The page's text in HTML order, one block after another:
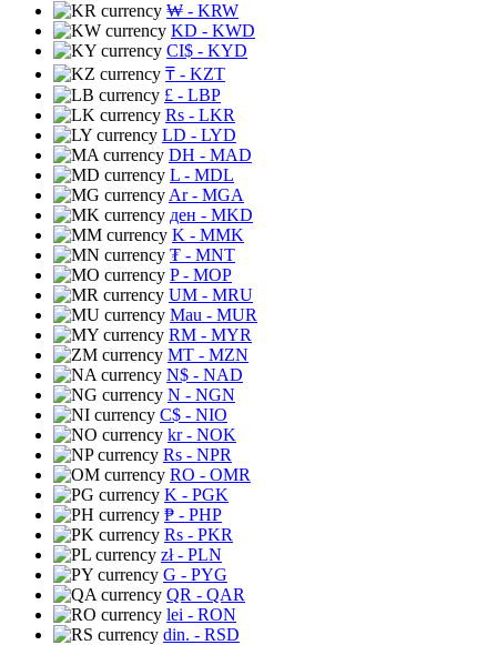
₩ - KRW
KD - KWD
CI$ - KYD
₸ - KZT
£ - LBP
Rs - LKR
LD - LYD
DH - MAD
L - MDL
Ar- MGA
ден - MKD
K - MMK
₮ - MNT
P- MOP
UM - MRU
Mau - MUR
RM - MYR
MT - MZN
N$ - NAD
N - NGN
C$ - NIO
kr- NOK
Rs - NPR
RO - OMR
K - PGK
₱ - PHP
Rs - PKR
zł- PLN
G - PYG
QR - QAR
lei - RON
din. - RSD